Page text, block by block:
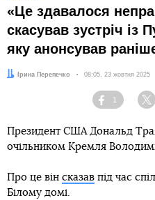
«Це здавалося
скасував зустріч із
яку анонсував
Автор:Ірина Перепечко Дата:
08:05, 23 жовтня 2025
Facebook
1
Президент США Дональд
очільником Кремля
Про це він сказав під час
Білому домі.